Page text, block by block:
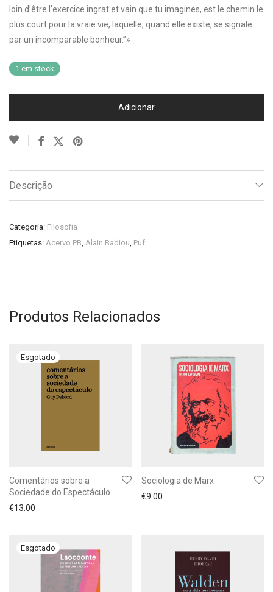
loin d’être l’exercice ingrat et vain que tu imagines, est le chemin le
plus court pour la vraie vie, laquelle, quand elle existe, se signale
par un incomparable bonheur.”»
1 em stock
Adicionar
Descrição
Categoria: Filosofia
Etiquetas: Acervo PB, Alain Badiou, Puf
Produtos Relacionados
Comentários sobre a
Sociedade do Espectáculo
€13.00
Sociologia de Marx
€9.00